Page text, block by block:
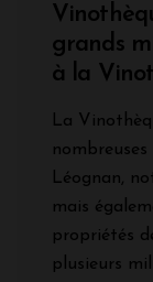
grands
à la
La
Léognan,
mais
propriétés
plusieurs